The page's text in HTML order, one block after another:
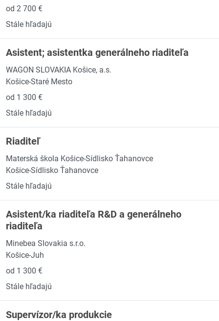
od 2 700 €
Stále hľadajú
Asistent; asistentka generálneho riaditeľa
WAGON SLOVAKIA Košice, a.s.
Košice-Staré Mesto
od 1 300 €
Stále hľadajú
Riaditeľ
Materská škola Košice-Sídlisko Ťahanovce
Košice-Sídlisko Ťahanovce
Stále hľadajú
Asistent/ka riaditeľa R&D a generálneho
riaditeľa
Minebea Slovakia s.r.o.
Košice-Juh
od 1 300 €
Stále hľadajú
Supervízor/ka produkcie